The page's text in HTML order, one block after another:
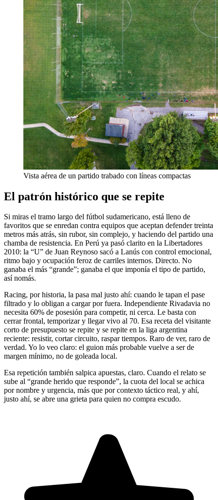
Vista aérea de un partido trabado con líneas compactas
El patrón histórico que se repite
Si miras el tramo largo del fútbol sudamericano, está lleno de
favoritos que se enredan contra equipos que aceptan defender treinta
metros más atrás, sin rubor, sin complejo, y haciendo del partido una
chamba de resistencia. En Perú ya pasó clarito en la Libertadores
2010: la “U” de Juan Reynoso sacó a Lanús con control emocional,
ritmo bajo y ocupación feroz de carriles internos. Directo. No
ganaba el más “grande”; ganaba el que imponía el tipo de partido,
así nomás.
Racing, por historia, la pasa mal justo ahí: cuando le tapan el pase
filtrado y lo obligan a cargar por fuera. Independiente Rivadavia no
necesita 60% de posesión para competir, ni cerca. Le basta con
cerrar frontal, temporizar y llegar vivo al 70. Esa receta del visitante
corto de presupuesto se repite y se repite en la liga argentina
reciente: resistir, cortar circuito, raspar tiempos. Raro de ver, raro de
verdad. Yo lo veo claro: el guion más probable vuelve a ser de
margen mínimo, no de goleada local.
Esa repetición también salpica apuestas, claro. Cuando el relato se
sube al “grande herido que responde”, la cuota del local se achica
por nombre y urgencia, más que por contexto táctico real, y ahí,
justo ahí, se abre una grieta para quien no compra escudo.